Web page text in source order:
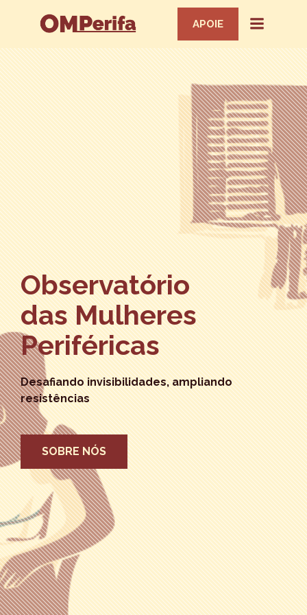
APOIE
Observatório
das Mulheres
Periféricas
Desafiando invisibilidades, ampliando
resistências
SOBRE NÓS